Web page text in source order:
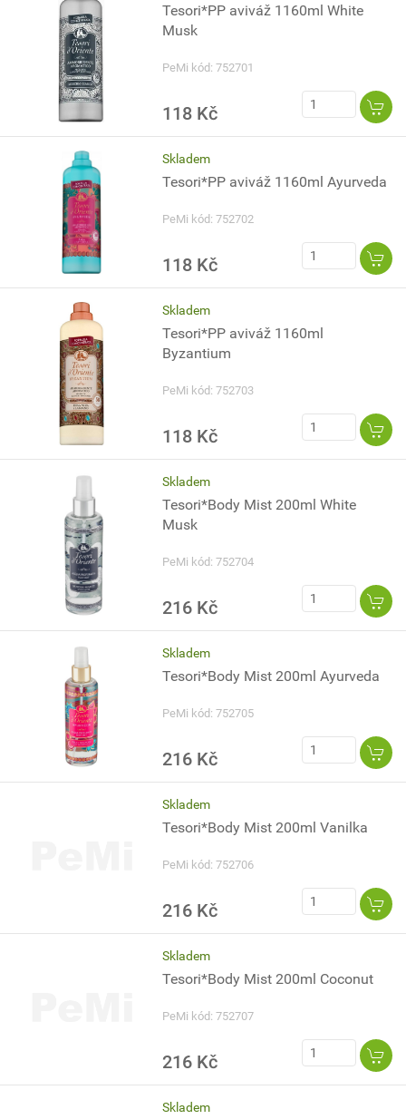
Tesori*PP aviváž 1160ml White
Musk
PeMi kód: 752701
118 Kč
Skladem
Tesori*PP aviváž 1160ml Ayurveda
PeMi kód: 752702
118 Kč
Skladem
Tesori*PP aviváž 1160ml
Byzantium
PeMi kód: 752703
118 Kč
Skladem
Tesori*Body Mist 200ml White
Musk
PeMi kód: 752704
216 Kč
Skladem
Tesori*Body Mist 200ml Ayurveda
PeMi kód: 752705
216 Kč
Skladem
Tesori*Body Mist 200ml Vanilka
PeMi kód: 752706
216 Kč
Skladem
Tesori*Body Mist 200ml Coconut
PeMi kód: 752707
216 Kč
Skladem